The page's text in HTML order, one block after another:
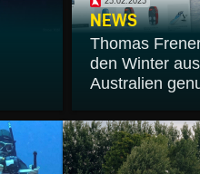
NEWS
Thomas
den Winter
Australien